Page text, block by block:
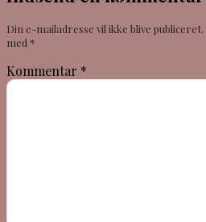
Din e-mailadresse vil ikke blive publiceret.
med *
Kommentar *